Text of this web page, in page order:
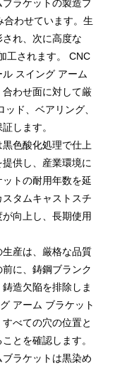
ラケットの製造プ
合わせています。生
れ、次に高度な
工されます。 CNC
スイング アーム
わせ面に対して厳
ド、ベアリング、
します。
色酸化処理で仕上
供し、産業環境に
トの耐用年数を延
タムキャストスチ
向上し、長期使用
産は、厳格な品質
に、鋳鋼ブランク
造欠陥を排除しま
アーム ブラケット
べての穴の位置と
とを確認します。
ラケットは黒染め